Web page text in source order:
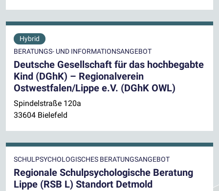
Hybrid
BERATUNGS- UND INFORMATIONSANGEBOT
Deutsche Gesellschaft für das hochbegabte
Kind (DGhK) – Regionalverein
Ostwestfalen/Lippe e.V. (DGhK OWL)
Spindelstraße 120a
33604 Bielefeld
SCHULPSYCHOLOGISCHES BERATUNGSANGEBOT
Regionale Schulpsychologische Beratung
Lippe (RSB L) Standort Detmold